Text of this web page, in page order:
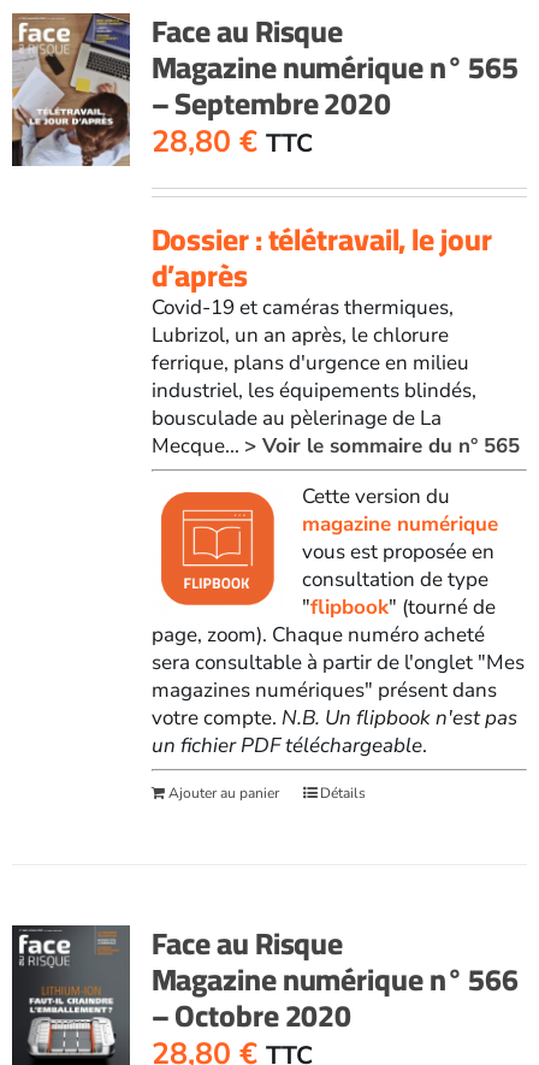
Face au Risque
Magazine numérique n° 565
– Septembre 2020
28,80 € TTC
Dossier : télétravail, le jour
d’après
Covid-19 et caméras thermiques,
Lubrizol, un an après, le chlorure
ferrique, plans d'urgence en milieu
industriel, les équipements blindés,
bousculade au pèlerinage de La
Mecque... > Voir le sommaire du n° 565
Cette version du
magazine numérique
vous est proposée en
consultation de type
"flipbook" (tourné de
page, zoom). Chaque numéro acheté
sera consultable à partir de l'onglet "Mes
magazines numériques" présent dans
votre compte. N.B. Un flipbook n'est pas
un fichier PDF téléchargeable.
Ajouter au panier Détails
Face au Risque
Magazine numérique n° 566
– Octobre 2020
28,80 € TTC